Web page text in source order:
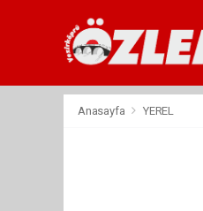
Anasayfa YEREL